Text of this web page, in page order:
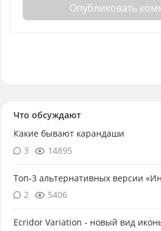
Опубликовать
Что обсуждают
Какие бывают карандаши
3
14895
Топ-3 альтернативных версии
2
5406
Ecridor Variation - новый вид